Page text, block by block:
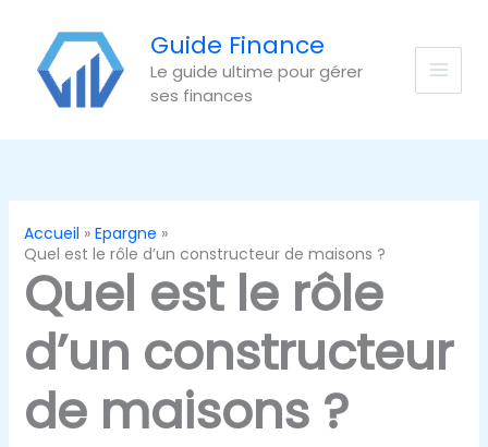
contenu
Guide Finance
Le guide ultime pour gérer
ses finances
Accueil
Epargne
Quel est le rôle d’un constructeur de maisons ?
Quel est le rôle
d’un constructeur
de maisons ?